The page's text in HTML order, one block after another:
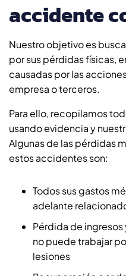
accidente
Nuestro objetivo es
por sus pérdidas físicas,
causadas por las
empresa o terceros.
Para ello, recopilamos
usando evidencia y
Algunas de las pérdidas
estos accidentes son:
Todos sus gastos
adelante
Pérdida de
no puede trabajar
lesiones